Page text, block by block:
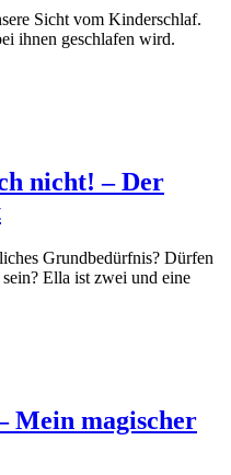
Sicht vom Kinderschlaf.
ihnen geschlafen wird.
nicht! – Der
Grundbedürfnis? Dürfen
Ella ist zwei und eine
Mein magischer